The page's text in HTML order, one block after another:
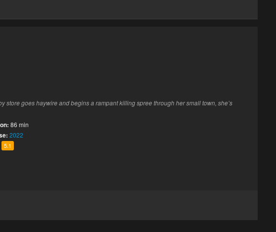
store goes haywire and begins a rampant killing spree through her small town, she’s
86 min
2022
5.1